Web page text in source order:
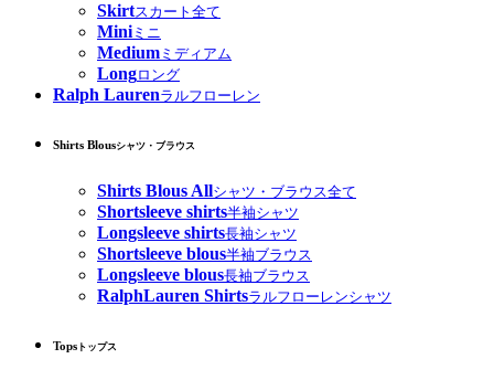
Skirtスカート全て
Miniミニ
Medium ミディアム
Longロング
Ralph Laurenラルフローレン
Shirts Blousシャツ・ブラウス
Shirts Blous Allシャツ・ブラウス全て
Shortsleeve shirts半袖シャツ
Longsleeve shirts長袖シャツ
Shortsleeve blous半袖ブラウス
Longsleeve blous長袖ブラウス
RalphLauren Shirtsラルフローレンシャツ
Tops トップス